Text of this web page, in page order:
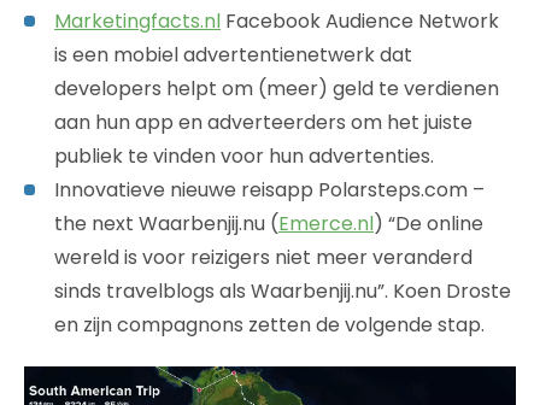
Marketingfacts.nl Facebook Audience Network
is een mobiel advertentienetwerk dat
developers helpt om (meer) geld te verdienen
aan hun app en adverteerders om het juiste
publiek te vinden voor hun advertenties.
Innovatieve nieuwe reisapp Polarsteps.com –
the next Waarbenjij.nu (Emerce.nl) “De online
wereld is voor reizigers niet meer veranderd
sinds travelblogs als Waarbenjij.nu”. Koen Droste
en zijn compagnons zetten de volgende stap.